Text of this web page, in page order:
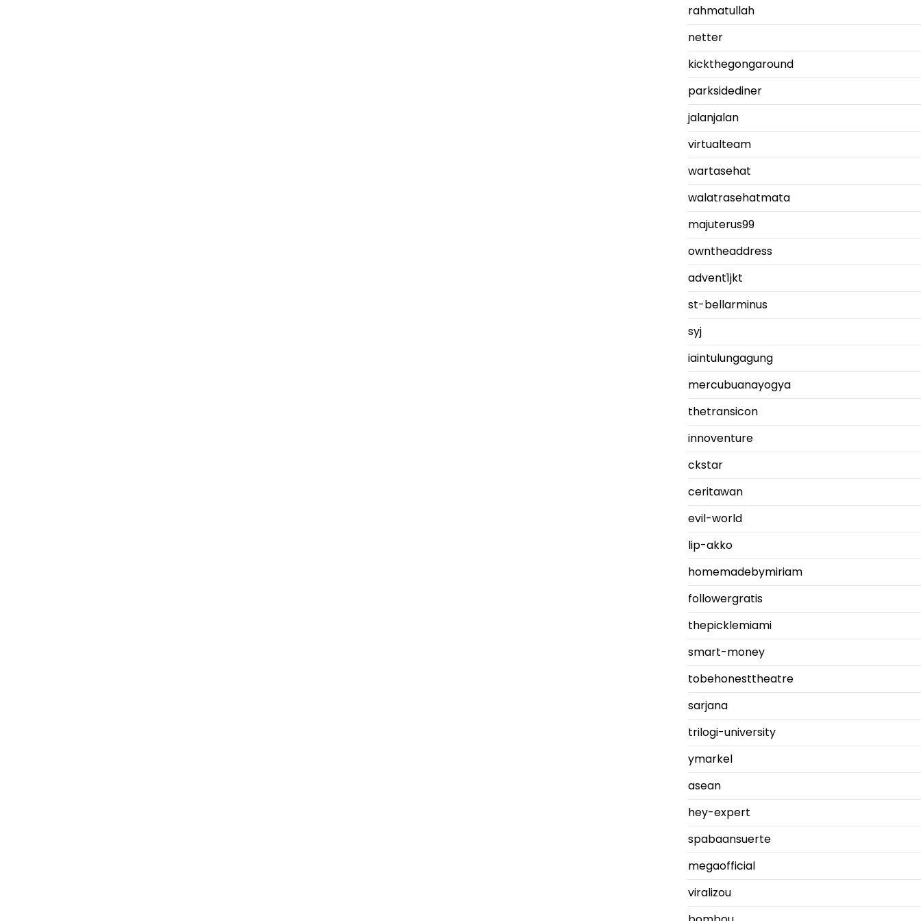
rahmatullah
netter
kickthegongaround
parksidediner
jalanjalan
virtualteam
wartasehat
walatrasehatmata
majuterus99
owntheaddress
advent1jkt
st-bellarminus
syj
iaintulungagung
mercubuanayogya
thetransicon
innoventure
ckstar
ceritawan
evil-world
lip-akko
homemadebymiriam
followergratis
thepicklemiami
smart-money
tobehonesttheatre
sarjana
trilogi-university
ymarkel
asean
hey-expert
spabaansuerte
megaofficial
viralizou